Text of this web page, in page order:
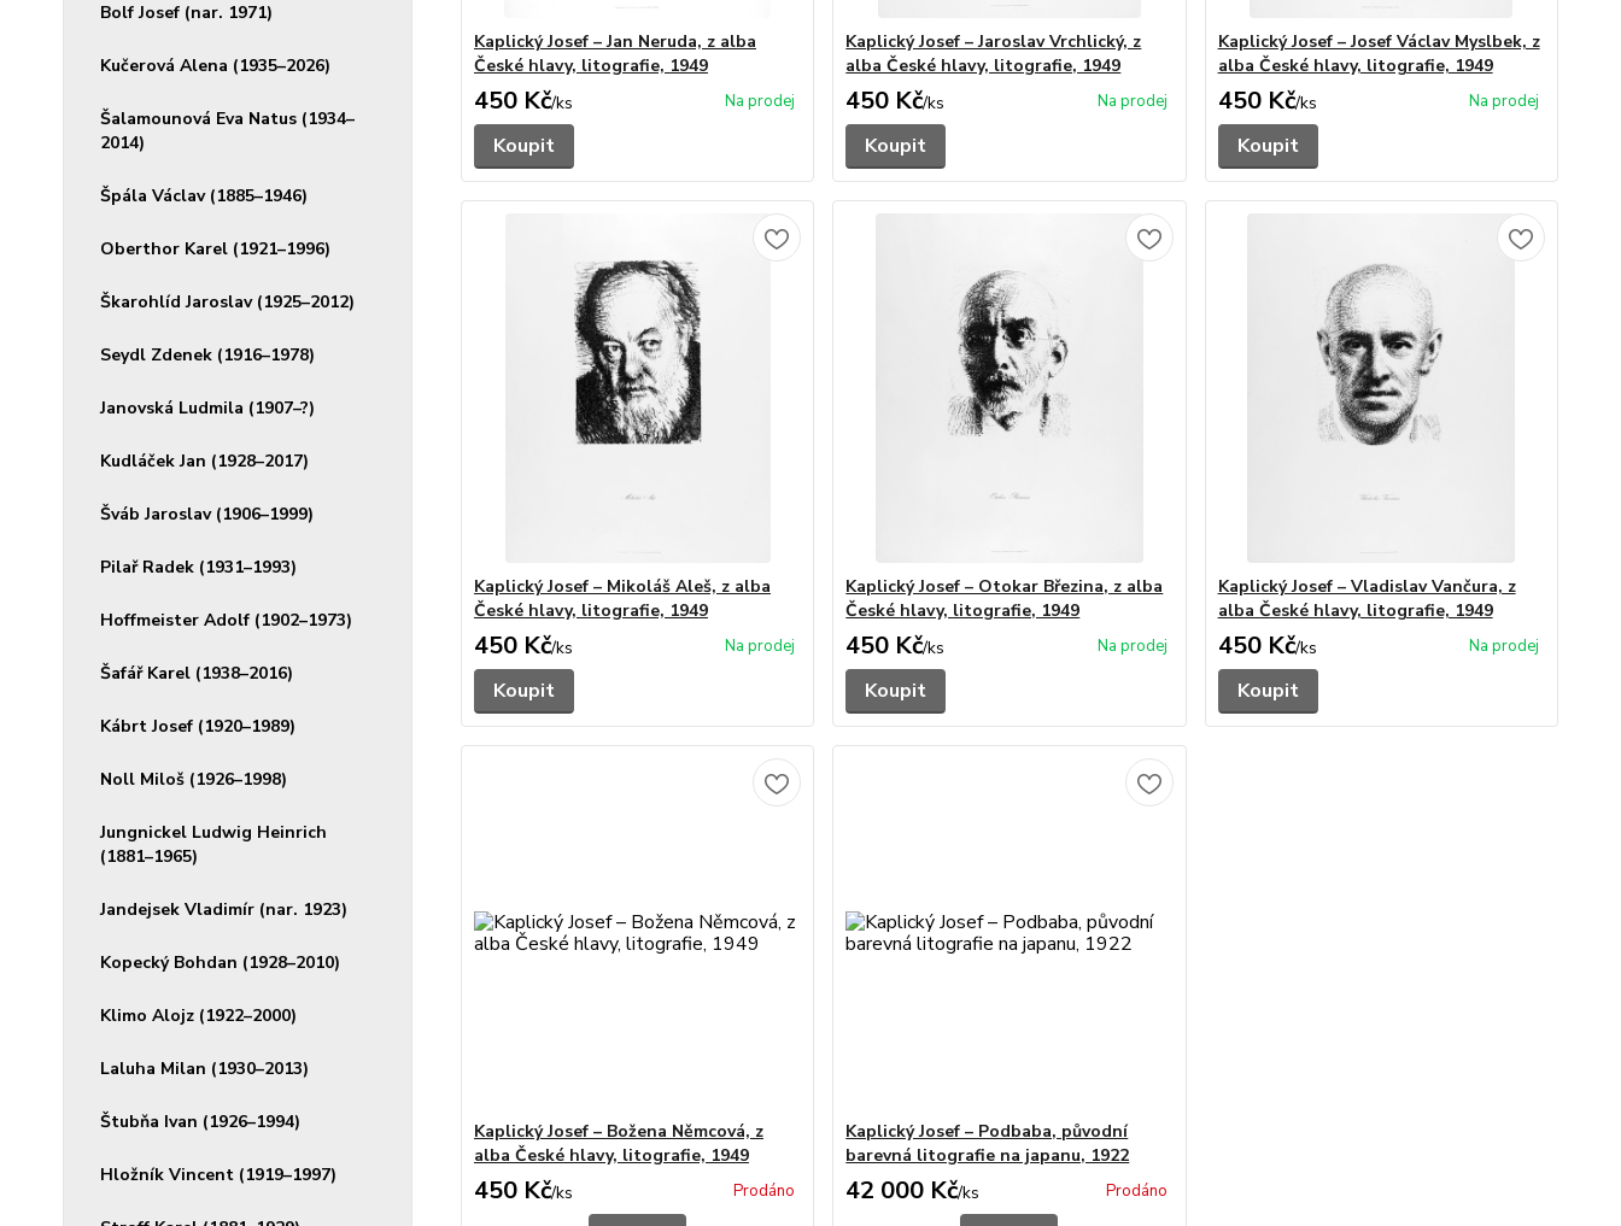
Bolf Josef (nar. 1971)
Kučerová Alena (1935–2026)
Šalamounová Eva Natus (1934–
2014)
Špála Václav (1885–1946)
Oberthor Karel (1921–1996)
Škarohlíd Jaroslav (1925–2012)
Seydl Zdenek (1916–1978)
Janovská Ludmila (1907–?)
Kudláček Jan (1928–2017)
Šváb Jaroslav (1906–1999)
Pilař Radek (1931–1993)
Hoffmeister Adolf (1902–1973)
Šafář Karel (1938–2016)
Kábrt Josef (1920–1989)
Noll Miloš (1926–1998)
Jungnickel Ludwig Heinrich
(1881–1965)
Jandejsek Vladimír (nar. 1923)
Kopecký Bohdan (1928–2010)
Klimo Alojz (1922–2000)
Laluha Milan (1930–2013)
Štubňa Ivan (1926–1994)
Hložník Vincent (1919–1997)
Kaplický Josef – Jan Neruda, z alba
České hlavy, litografie, 1949
450 Kč/ks
Koupit
Kaplický Josef – Jaroslav Vrchlický, z
alba České hlavy, litografie, 1949
450 Kč/ks
Koupit
Kaplický Josef – Josef Václav Myslbek, z
alba České hlavy, litografie, 1949
450 Kč/ks
Koupit
Kaplický Josef – Mikoláš Aleš, z alba
České hlavy, litografie, 1949
450 Kč/ks
Koupit
Kaplický Josef – Otokar Březina, z alba
České hlavy, litografie, 1949
450 Kč/ks
Koupit
Kaplický Josef – Vladislav Vančura, z
alba České hlavy, litografie, 1949
450 Kč/ks
Koupit
Kaplický Josef – Božena Němcová, z
alba České hlavy, litografie, 1949
450 Kč/ks Prodáno
Kaplický Josef – Podbaba, původní
barevná litografie na japanu, 1922
42 000 Kč/ks Prodáno